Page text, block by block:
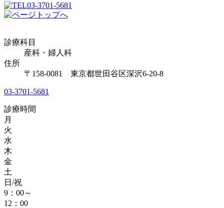
03-3701-5681
診療科目
産科・婦人科
住所
〒158-0081 東京都世田谷区深沢6-20-8
03-3701-5681
診療時間
月
火
水
木
金
土
日/祝
9：00～
12：00